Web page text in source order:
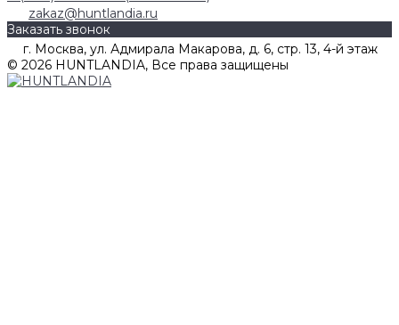
zakaz@huntlandia.ru
Заказать звонок
г. Москва, ул. Адмирала Макарова, д. 6, стр. 13, 4-й этаж
© 2026 HUNTLANDIA, Все права защищены